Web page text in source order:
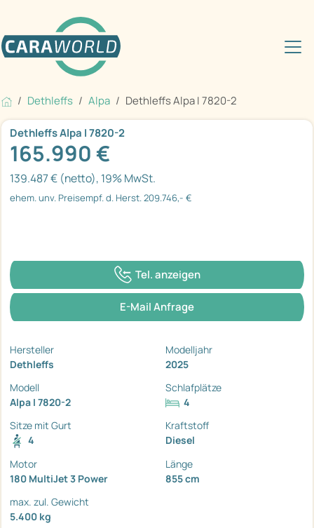
Dethleffs Alpa Dethleffs Alpa I 7820-2
Dethleffs Alpa I 7820-2
165.990 €
139.487 € (netto), 19% MwSt.
ehem. unv. Preisempf. d. Herst. 209.746,- €
Tel. anzeigen
E-Mail Anfrage
Hersteller
Dethleffs
Modelljahr
2025
Modell
Alpa I 7820-2
Schlafplätze
4
Sitze mit Gurt
4
Kraftstoff
Diesel
Motor
180 MultiJet 3 Power
Länge
855 cm
max. zul. Gewicht
5.400 kg